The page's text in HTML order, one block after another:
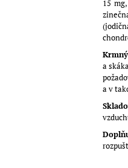
15
a
a v